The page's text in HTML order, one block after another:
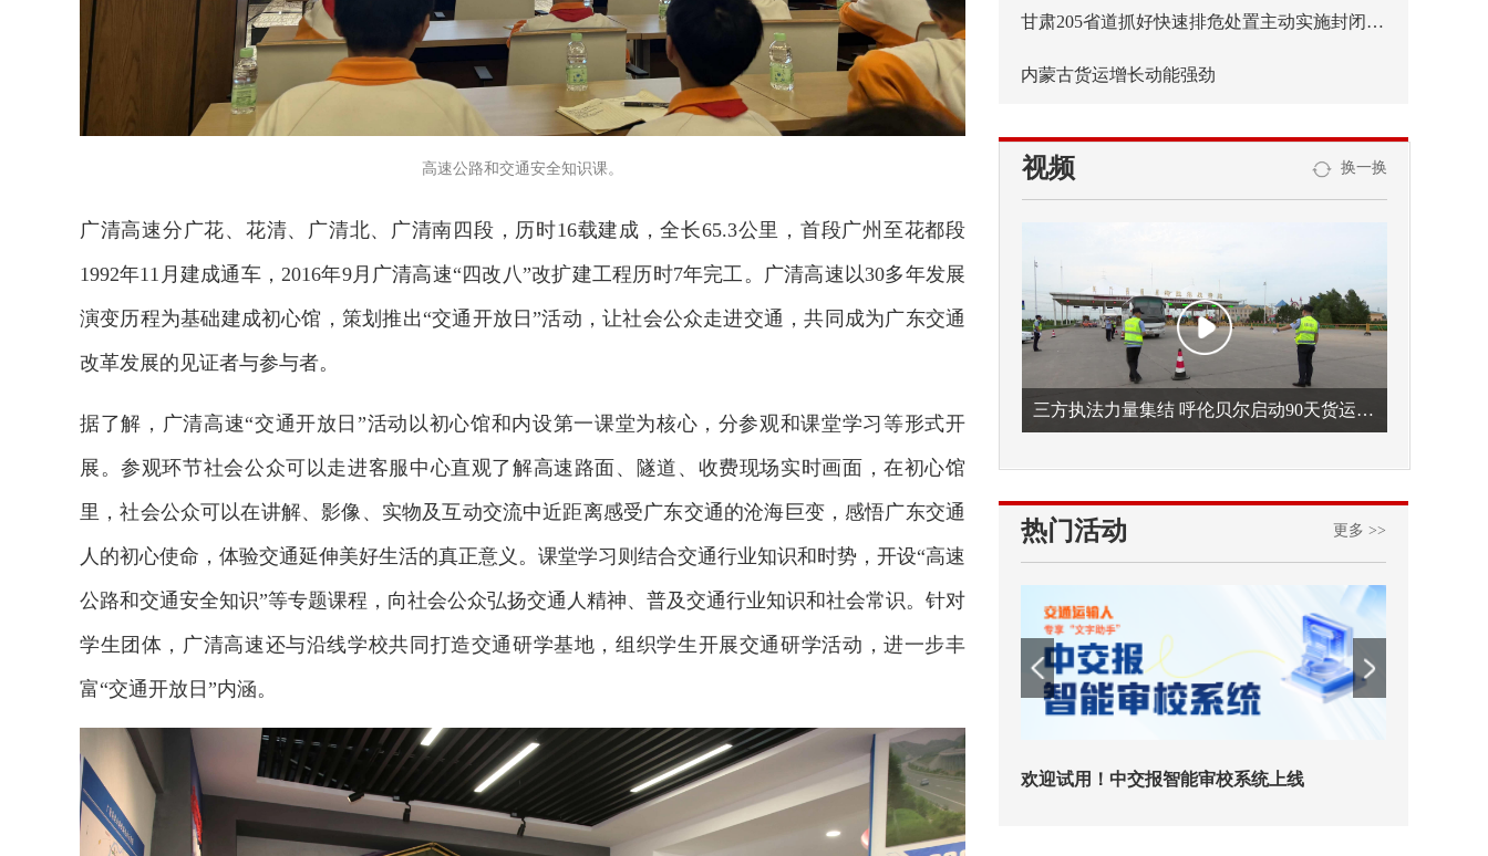
高速公路和交通安全知识课。
广清高速分广花、花清、广清北、广清南四段，历时16载建成，全长65.3公里，首段广州至花都段
1992年11月建成通车，2016年9月广清高速“四改八”改扩建工程历时7年完工。广清高速以30多年发展
演变历程为基础建成初心馆，策划推出“交通开放日”活动，让社会公众走进交通，共同成为广东交通
改革发展的见证者与参与者。
据了解，广清高速“交通开放日”活动以初心馆和内设第一课堂为核心，分参观和课堂学习等形式开
展。参观环节社会公众可以走进客服中心直观了解高速路面、隧道、收费现场实时画面，在初心馆
里，社会公众可以在讲解、影像、实物及互动交流中近距离感受广东交通的沧海巨变，感悟广东交通
人的初心使命，体验交通延伸美好生活的真正意义。课堂学习则结合交通行业知识和时势，开设“高速
公路和交通安全知识”等专题课程，向社会公众弘扬交通人精神、普及交通行业知识和社会常识。针对
学生团体，广清高速还与沿线学校共同打造交通研学基地，组织学生开展交通研学活动，进一步丰
富“交通开放日”内涵。
甘肃205省道抓好快速排危处置主动实施封闭管控
内蒙古货运增长动能强劲
视频 换一换
三方执法力量集结 呼伦贝尔启动90天货运车辆违法专项整治
热门活动 更多 >>
2026年中国航海日论坛 交通运输执法“我是大队长”主题活动 欢迎试用！中交报智能审校系统上线